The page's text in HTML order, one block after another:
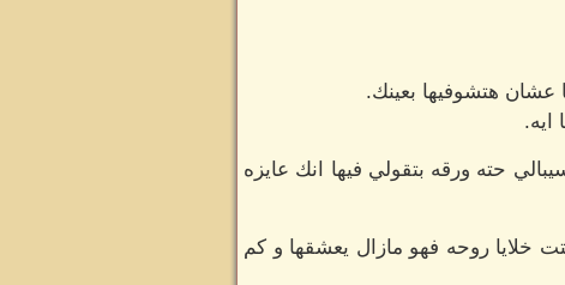
هتشوفيها بعينك.
حته ورقه بتقولي فيها انك عايزه
خلايا روحه فهو مازال يعشقها و كم